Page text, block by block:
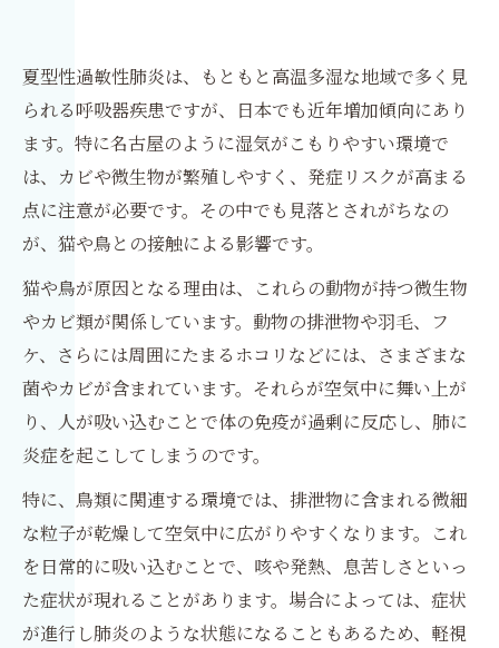
夏型性過敏性肺炎は、もともと高温多湿な地域で多く見
られる呼吸器疾患ですが、日本でも近年増加傾向にあり
ます。特に名古屋のように湿気がこもりやすい環境で
は、カビや微生物が繁殖しやすく、発症リスクが高まる
点に注意が必要です。その中でも見落とされがちなの
が、猫や鳥との接触による影響です。
猫や鳥が原因となる理由は、これらの動物が持つ微生物
やカビ類が関係しています。動物の排泄物や羽毛、フ
ケ、さらには周囲にたまるホコリなどには、さまざまな
菌やカビが含まれています。それらが空気中に舞い上が
り、人が吸い込むことで体の免疫が過剰に反応し、肺に
炎症を起こしてしまうのです。
特に、鳥類に関連する環境では、排泄物に含まれる微細
な粒子が乾燥して空気中に広がりやすくなります。これ
を日常的に吸い込むことで、咳や発熱、息苦しさといっ
た症状が現れることがあります。場合によっては、症状
が進行し肺炎のような状態になることもあるため、軽視